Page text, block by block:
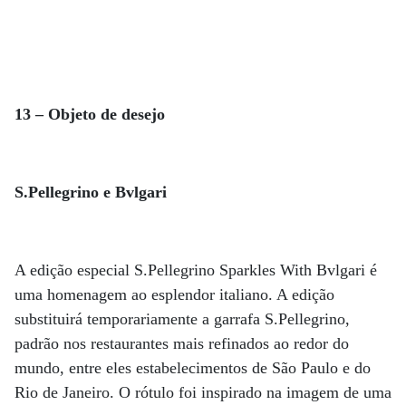
13 – Objeto de desejo
S.Pellegrino e Bvlgari
A edição especial S.Pellegrino Sparkles With Bvlgari é
uma homenagem ao esplendor italiano. A edição
substituirá temporariamente a garrafa S.Pellegrino,
padrão nos restaurantes mais refinados ao redor do
mundo, entre eles estabelecimentos de São Paulo e do
Rio de Janeiro. O rótulo foi inspirado na imagem de uma